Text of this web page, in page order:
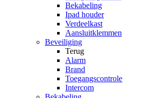
Bekabeling
Ipad houder
Verdeelkast
Aansluitklemmen
Beveiliging
Terug
Alarm
Brand
Toegangscontrole
Intercom